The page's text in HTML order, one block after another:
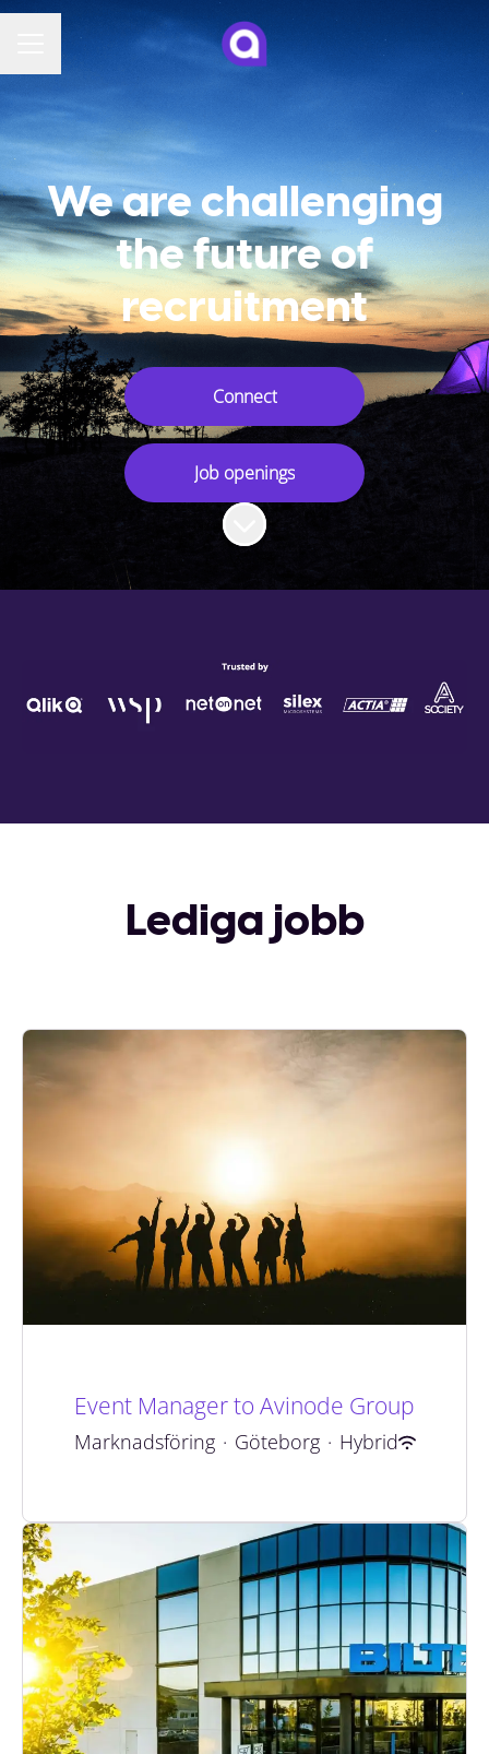
We are challenging
the future of
recruitment
Connect
Job openings
Scroll to content
Lediga jobb
Event Manager to Avinode Group
Marknadsföring · Göteborg · Hybrid